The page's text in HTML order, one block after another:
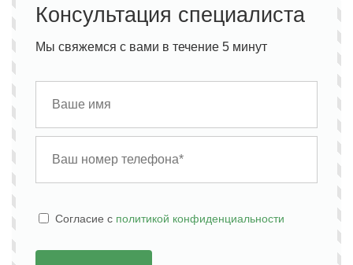
Консультация специалиста
Мы свяжемся с вами в течение 5 минут
Cогласие с политикой конфиденциальности